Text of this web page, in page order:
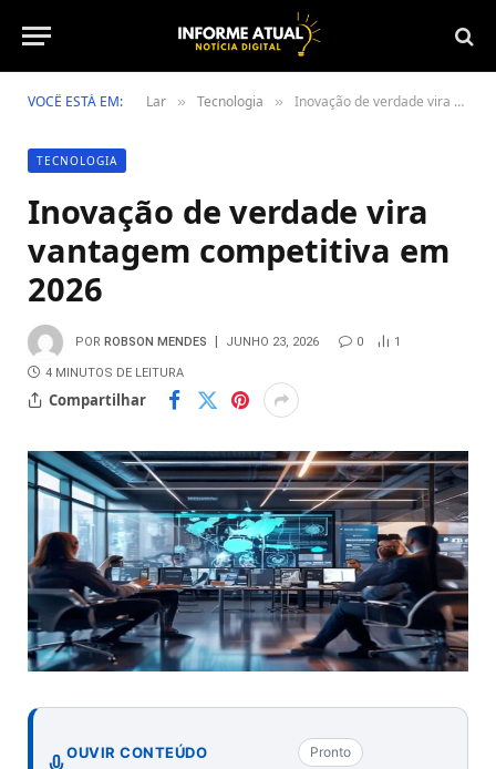
VOCÊ ESTÁ EM: Lar » Tecnologia » Inovação de verdade vira vantagem competitiva em 2026
TECNOLOGIA
Inovação de verdade vira
vantagem competitiva em
2026
POR ROBSON MENDES JUNHO 23, 2026 0 1
4 MINUTOS DE LEITURA
Compartilhar
OUVIR CONTEÚDO Pronto